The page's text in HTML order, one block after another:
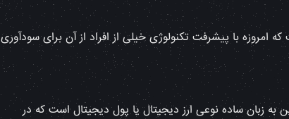
با پیشرفت تکنولوژی خیلی از افراد از آن برای سودآوری
به زبان ساده نوعی ارز دیجیتال یا پول دیجیتال است که در